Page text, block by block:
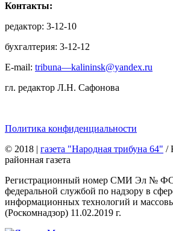
Контакты:
редактор: 3-12-10
бухгалтерия: 3-12-12
E-mail: tribuna—kalininsk@yandex.ru
гл. редактор Л.Н. Сафонова
Политика конфиденциальности
© 2018 | газета "Народная трибуна 64" /
районная газета
Регистрационный номер СМИ Эл №
федеральной службой по надзору в
информационных технологий и
(Роскомнадзор) 11.02.2019 г.